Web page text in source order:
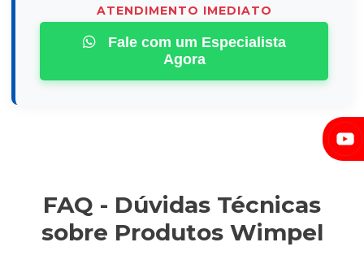
ATENDIMENTO IMEDIATO
Fale com um Especialista
Agora
FAQ - Dúvidas Técnicas
sobre Produtos Wimpel